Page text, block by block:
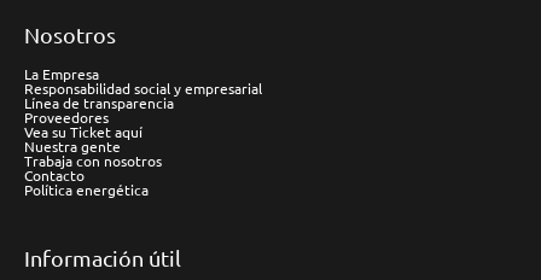
Nosotros
La Empresa
Responsabilidad social y empresarial
Línea de transparencia
Proveedores
Vea su Ticket aquí
Nuestra gente
Trabaja con nosotros
Contacto
Política energética
Información útil